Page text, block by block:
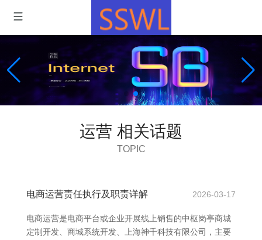
运营 相关话题
TOPIC
电商运营责任执行及职责详解 2026-03-17
电商运营是电商平台或企业开展线上销售的中枢岗亭商城
定制开发、商城系统开发、上海神千科技有限公司，主要